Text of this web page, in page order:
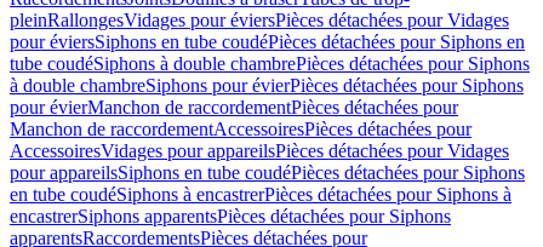
pleinRallongesVidages pour éviersPièces détachées pour Vidages
pour éviersSiphons en tube coudéPièces détachées pour Siphons en
tube coudéSiphons à double chambrePièces détachées pour Siphons
à double chambreSiphons pour évierPièces détachées pour Siphons
pour évierManchon de raccordementPièces détachées pour
Manchon de raccordementAccessoiresPièces détachées pour
AccessoiresVidages pour appareilsPièces détachées pour Vidages
pour appareilsSiphons en tube coudéPièces détachées pour Siphons
en tube coudéSiphons à encastrerPièces détachées pour Siphons à
encastrerSiphons apparentsPièces détachées pour Siphons
apparentsRaccordementsPièces détachées pour